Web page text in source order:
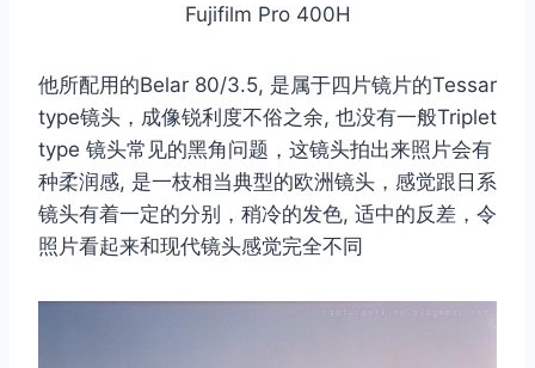
Fujifilm Pro 400H
他所配用的Belar 80/3.5, 是属于四片镜片的Tessar
type镜头，成像锐利度不俗之余, 也没有一般Triplet
type 镜头常见的黑角问题，这镜头拍出来照片会有
种柔润感, 是一枝相当典型的欧洲镜头，感觉跟日系
镜头有着一定的分别，稍冷的发色, 适中的反差，令
照片看起来和现代镜头感觉完全不同